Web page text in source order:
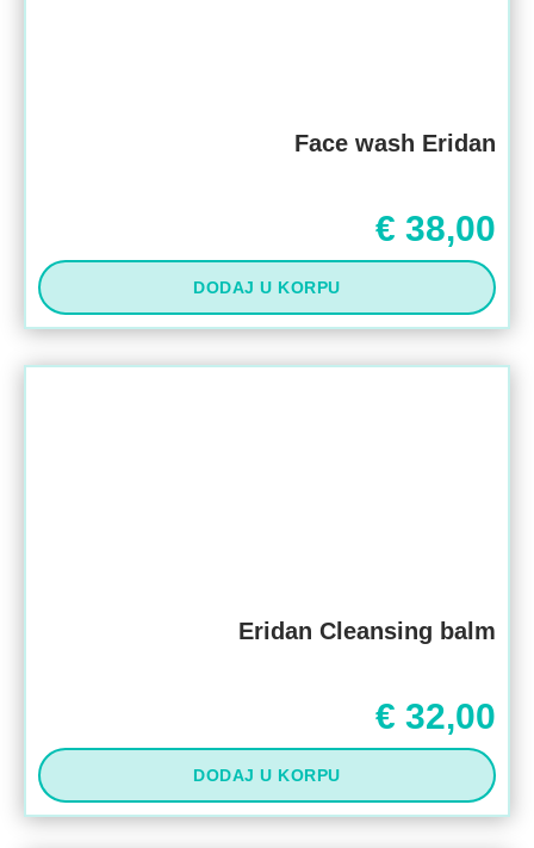
Face wash Eridan
€ 38,00
DODAJ U KORPU
Eridan Cleansing balm
€ 32,00
DODAJ U KORPU